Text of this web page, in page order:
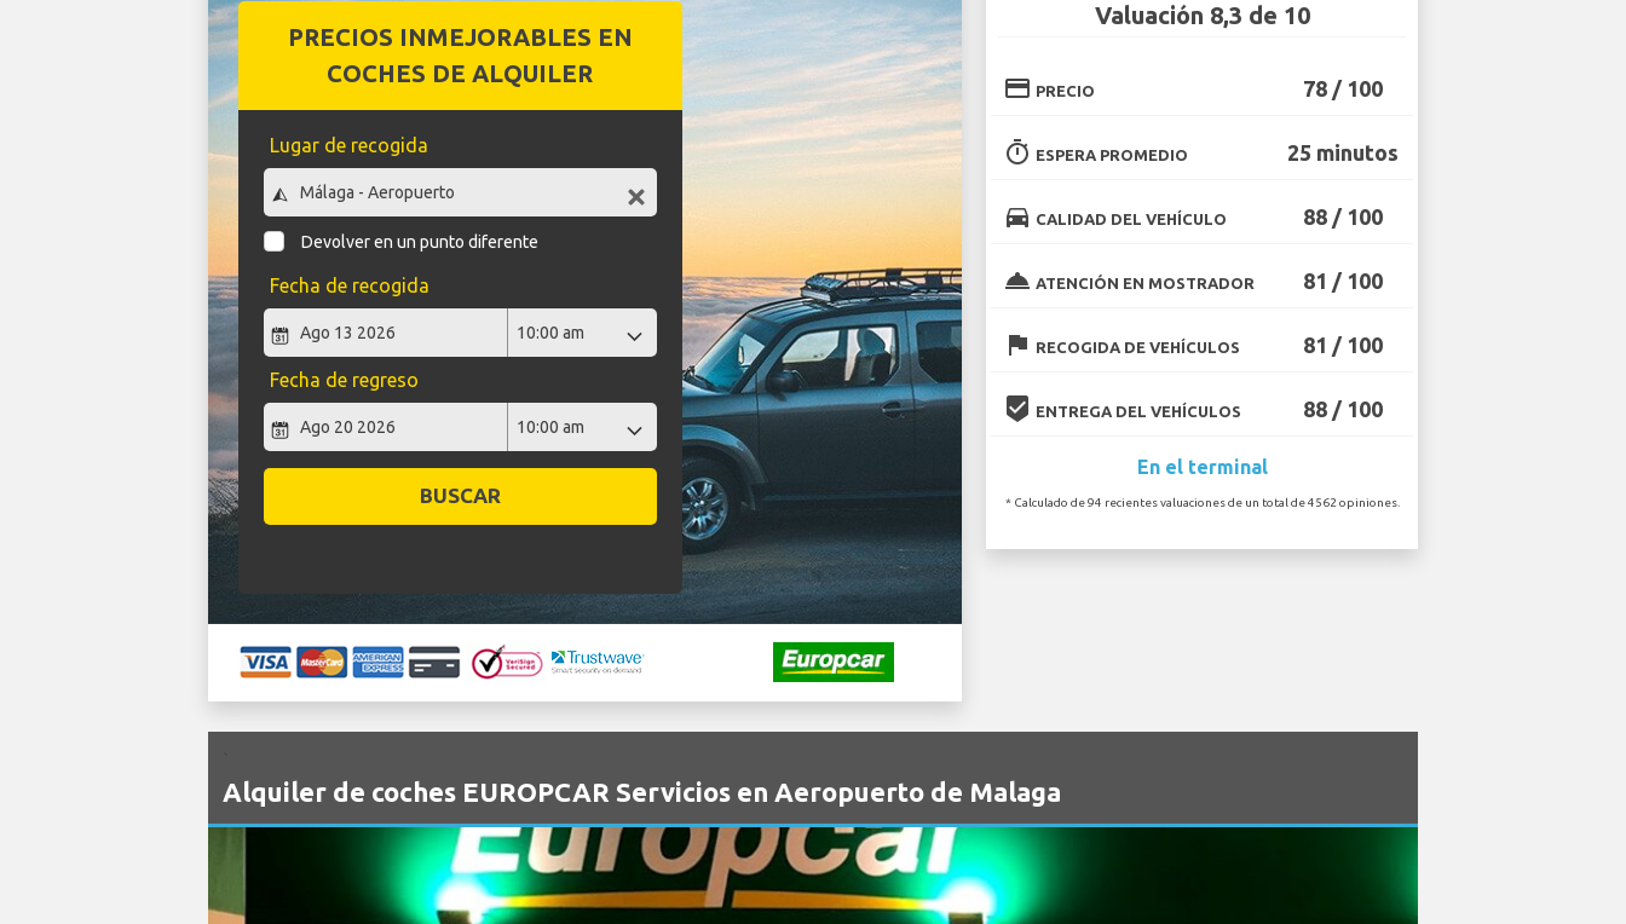
PRECIOS INMEJORABLES EN
COCHES DE ALQUILER
Lugar de recogida
Devolver en un punto diferente
Fecha de recogida
Fecha de regreso
BUSCAR
Valuación 8,3 de 10
credit_card PRECIO 78 / 100
timer ESPERA PROMEDIO 25 minutos
directions_car CALIDAD DEL VEHÍCULO 88 / 100
room_service ATENCIÓN EN MOSTRADOR 81 / 100
flag RECOGIDA DE VEHÍCULOS 81 / 100
beenhere ENTREGA DEL VEHÍCULOS 88 / 100
En el terminal
* Calculado de 94 recientes valuaciones de un total de 4562 opiniones.
Alquiler de coches EUROPCAR Servicios en Aeropuerto de Malaga